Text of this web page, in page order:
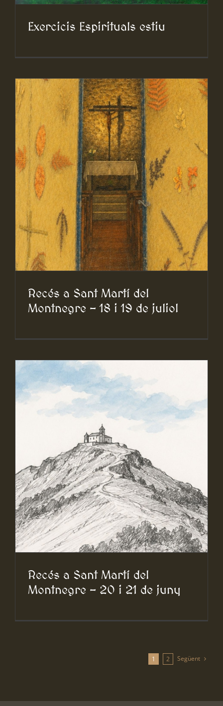
Exercicis Espirituals estiu
Recés a Sant Martí del
Montnegre – 18 i 19 de juliol
Recés a Sant Martí del
Montnegre – 20 i 21 de juny
1 2 Següent